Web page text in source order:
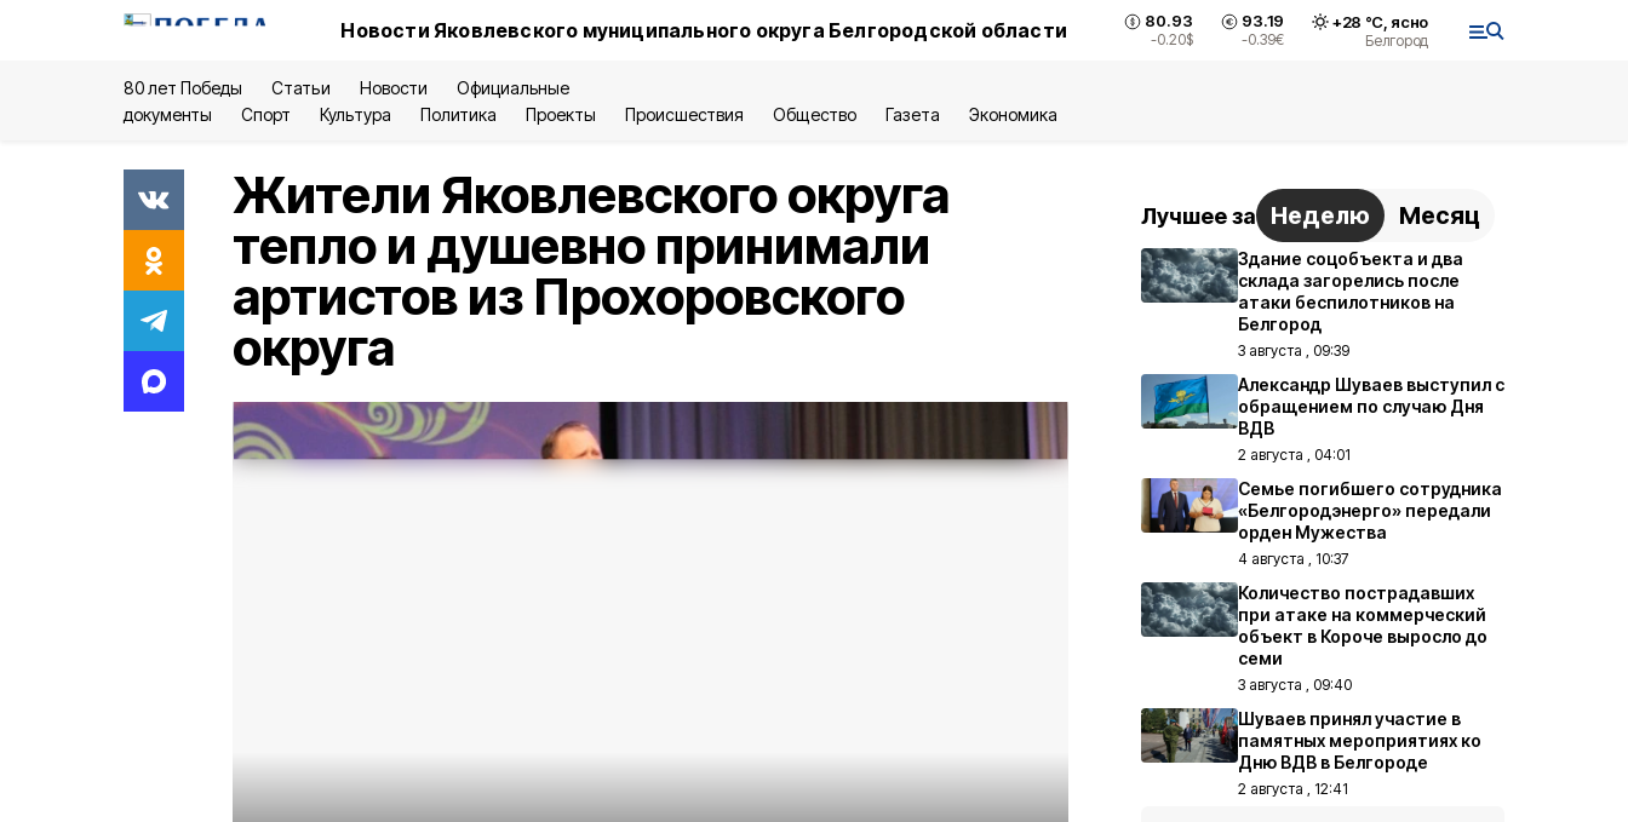
Новости Яковлевского муниципального округа Белгородской области 80.93
-0.20$
93.19
-0.39€
+28 °С, ясно
Белгород
80 лет Победы Статьи Новости
Официальные
документы
Спорт Культура Политика Проекты Происшествия Общество Газета Экономика
Жители Яковлевского округа
тепло и душевно принимали
артистов из Прохоровского
округа
Лучшее за Неделю Месяц
Здание соцобъекта и два
склада загорелись после
атаки беспилотников на
Белгород
3 августа , 09:39
Александр Шуваев выступил с
обращением по случаю Дня
ВДВ
2 августа , 04:01
Семье погибшего сотрудника
«Белгородэнерго» передали
орден Мужества
4 августа , 10:37
Количество пострадавших
при атаке на коммерческий
объект в Короче выросло до
семи
3 августа , 09:40
Шуваев принял участие в
памятных мероприятиях ко
Дню ВДВ в Белгороде
2 августа , 12:41